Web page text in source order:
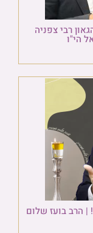
רבי צפניה
הי"ו
הרב בועז שלום